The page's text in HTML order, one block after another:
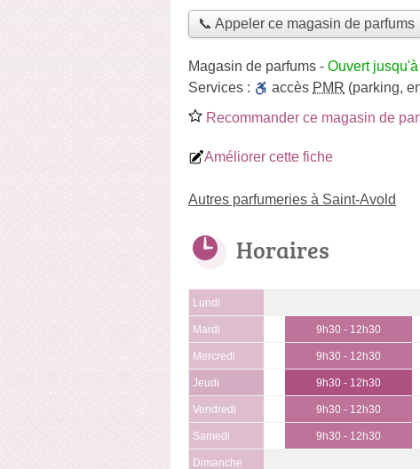
📞 Appeler ce magasin de parfums
Magasin de parfums - Ouvert
Services :
accès PMR (parking,
Recommander ce magasin de
Améliorer cette fiche
Autres parfumeries à Saint-Avold
Horaires
Lundi
Mardi 9h30 - 12h30
Mercredi 9h30 - 12h30
Jeudi 9h30 - 12h30
Vendredi 9h30 - 12h30
Samedi 9h30 - 12h30
Dimanche